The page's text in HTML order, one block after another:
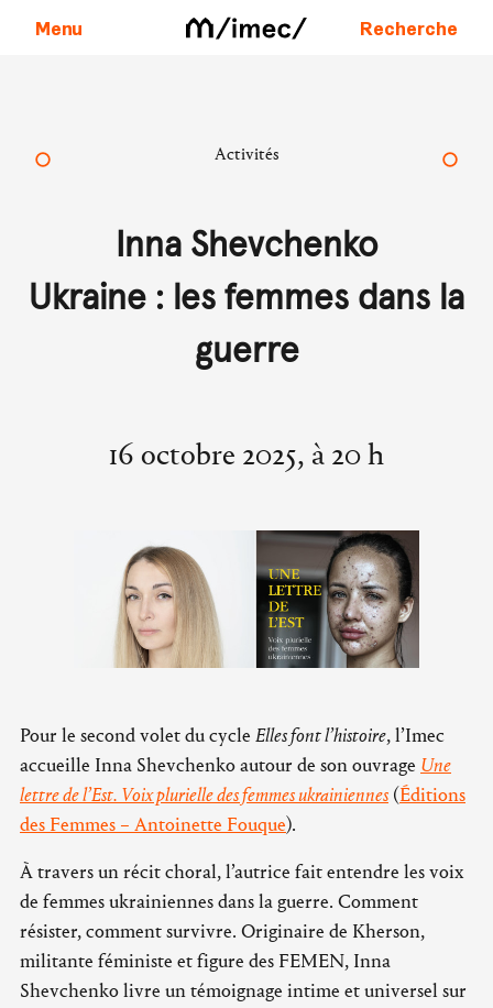
Menu Recherche
Activités
Inna Shevchenko
Ukraine : les femmes dans la
guerre
16 octobre 2025, à 20 h
Pour le second volet du cycle Elles font l’histoire, l’Imec
accueille Inna Shevchenko autour de son ouvrage Une
lettre de l’Est. Voix plurielle des femmes ukrainiennes (Éditions
des Femmes – Antoinette Fouque).
À travers un récit choral, l’autrice fait entendre les voix
de femmes ukrainiennes dans la guerre. Comment
résister, comment survivre. Originaire de Kherson,
militante féministe et figure des FEMEN, Inna
Shevchenko livre un témoignage intime et universel sur